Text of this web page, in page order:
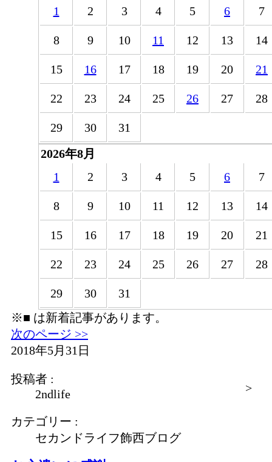
1
2 3 4 5 6 7
8 9 10 11 12 13 14
15 16 17 18 19 20 21
22 23 24 25 26 27 28
29 30
31
2026年8月
1
2 3 4 5 6 7
8 9 10 11 12 13 14
15 16 17 18 19 20 21
22 23 24 25 26 27 28
29 30 31
>
※■ は新着記事があります。
次のページ >>
2018年5月31日
投稿者 :
2ndlife
カテゴリー :
セカンドライフ飾西ブログ